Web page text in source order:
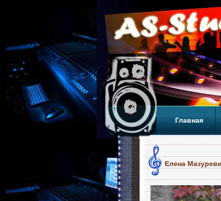
Главная
Елена